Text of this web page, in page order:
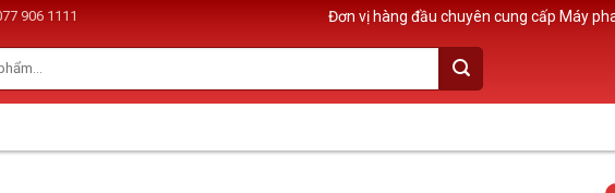
906 1111 Đơn vị hàng đầu chuyên cung cấp Máy